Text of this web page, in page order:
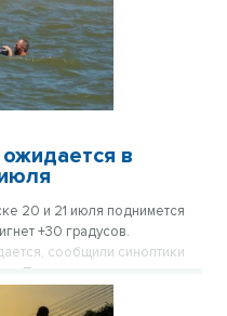
в
20 и 21 июля поднимется
+30 градусов.
сообщили синоптики
При этом в регионе
пожароопасность.